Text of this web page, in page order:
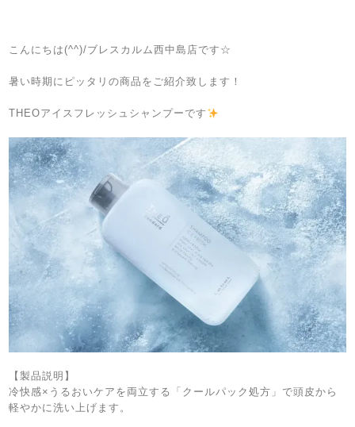
こんにちは(^^)/ブレスカルム西中島店です☆
暑い時期にピッタリの商品をご紹介致します！
THEOアイスフレッシュシャンプーです
【製品説明】
冷快感×うるおいケアを両立する「クールパック処方」で頭皮から
軽やかに洗い上げます。